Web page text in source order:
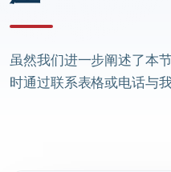
虽然我们进一步阐述了本
时通过联系表格或电话与我